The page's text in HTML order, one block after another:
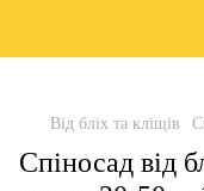
Від бліх та кліщів
Спіносад від